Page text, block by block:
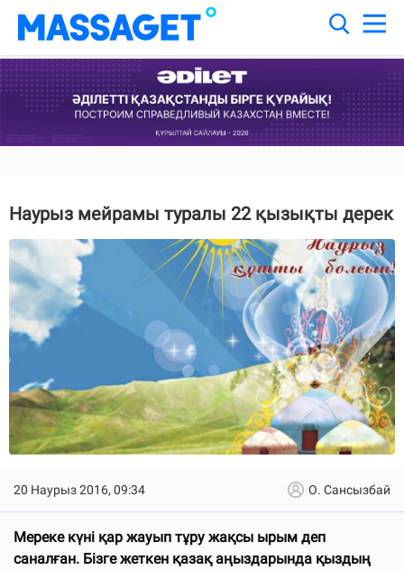
Наурыз мейрамы туралы 22 қызықты дерек
20 Наурыз 2016, 09:34 О. Сансызбай
Мереке күні қар жауып тұру жақсы ырым деп
саналған. Бізге жеткен қазақ аңыздарында қыздың